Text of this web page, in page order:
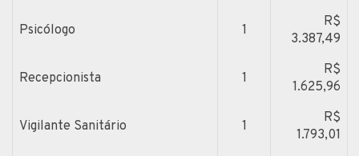
Psicólogo 1
R$
3.387,49
Recepcionista 1
R$
1.625,96
Vigilante Sanitário 1
R$
1.793,01